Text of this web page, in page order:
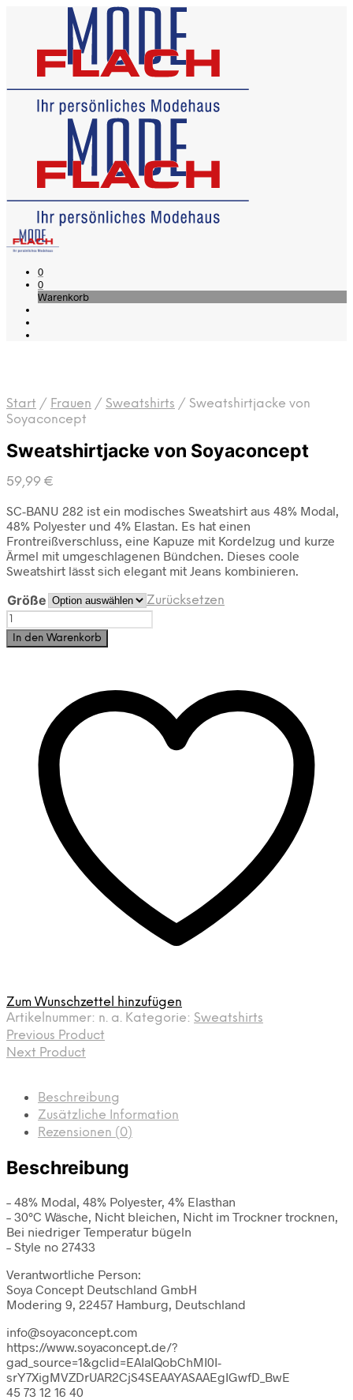
0
0
Warenkorb
Start / Frauen / Sweatshirts / Sweatshirtjacke von
Soyaconcept
Sweatshirtjacke von Soyaconcept
59,99 €
SC-BANU 282 ist ein modisches Sweatshirt aus 48% Modal,
48% Polyester und 4% Elastan. Es hat einen
Frontreißverschluss, eine Kapuze mit Kordelzug und kurze
Ärmel mit umgeschlagenen Bündchen. Dieses coole
Sweatshirt lässt sich elegant mit Jeans kombinieren.
Größe
Zurücksetzen
Sweatshirtjacke
von
Soyaconcept
In den Warenkorb
Zum Wunschzettel hinzufügen
Artikelnummer: n. a. Kategorie: Sweatshirts
Previous Product
Next Product
Beschreibung
Zusätzliche Information
Rezensionen (0)
Beschreibung
– 48% Modal, 48% Polyester, 4% Elasthan
– 30°C Wäsche, Nicht bleichen, Nicht im Trockner trocknen,
Bei niedriger Temperatur bügeln
– Style no 27433
Verantwortliche Person:
Soya Concept Deutschland GmbH
Modering 9, 22457 Hamburg, Deutschland
info@soyaconcept.com
https://www.soyaconcept.de/?
gad_source=1&gclid=EAIaIQobChMI0I-
srY7XigMVZDrUAR2CjS4SEAAYASAAEgIGwfD_BwE
45 73 12 16 40